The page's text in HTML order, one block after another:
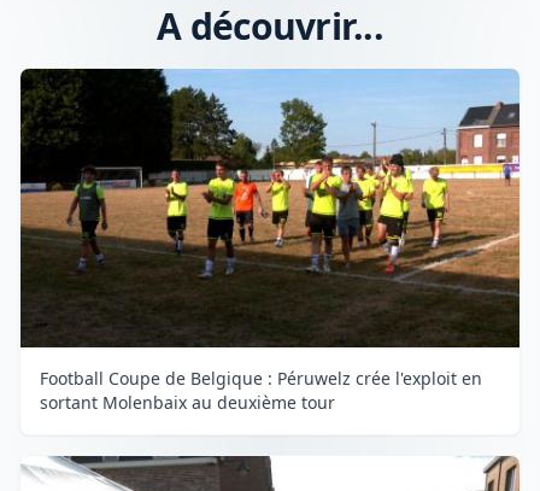
A découvrir...
Football Coupe de Belgique : Péruwelz crée l'exploit en
sortant Molenbaix au deuxième tour